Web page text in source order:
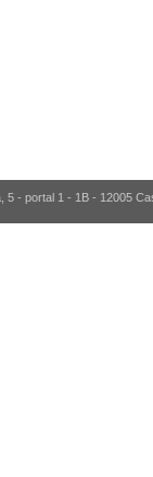
- portal 1 - 1B - 12005